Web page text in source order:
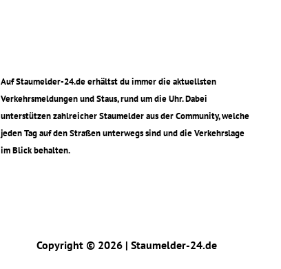
Auf Staumelder-24.de erhältst du immer die aktuellsten
Verkehrsmeldungen und Staus, rund um die Uhr. Dabei
unterstützen zahlreicher Staumelder aus der Community, welche
jeden Tag auf den Straßen unterwegs sind und die Verkehrslage
im Blick behalten.
Copyright © 2026 | Staumelder-24.de